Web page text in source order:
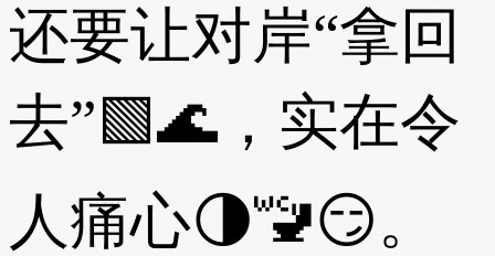
还要让对岸“拿回
去”🟩🌊，实在令
人痛心🌗🚾😏。